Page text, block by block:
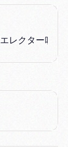
エレクター吹付